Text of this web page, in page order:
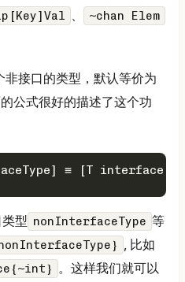
~chan Elem
接口的类型，默认等价为
的公式很好的描述了这个功
≡ [T
型 nonInterfaceType 等
, 比如
。这样我们就可以